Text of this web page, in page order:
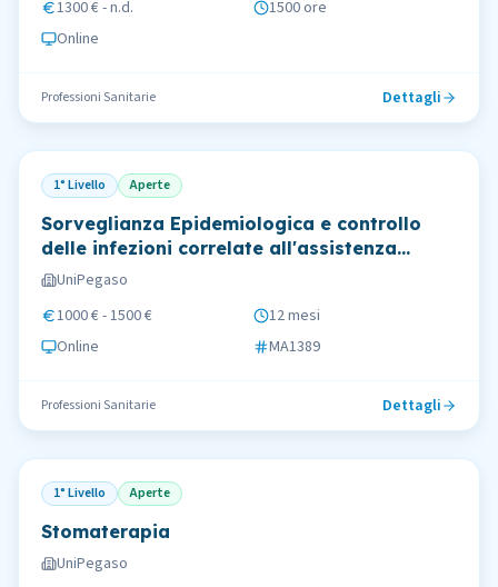
1300 € - n.d.
1500 ore
Online
Professioni Sanitarie Dettagli
1° Livello Aperte
Sorveglianza Epidemiologica e controllo
delle infezioni correlate all'assistenza
sanitaria
UniPegaso
1000 € - 1500 €
12 mesi
Online
MA1389
Professioni Sanitarie Dettagli
1° Livello Aperte
Stomaterapia
UniPegaso